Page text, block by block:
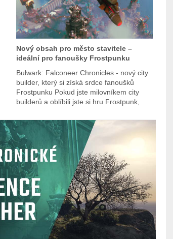
Nový obsah pro město stavitele –
ideální pro fanoušky Frostpunku
Bulwark: Falconeer Chronicles - nový city
builder, který si získá srdce fanoušků
Frostpunku Pokud jste milovníkem city
builderů a oblíbili jste si hru Frostpunk,